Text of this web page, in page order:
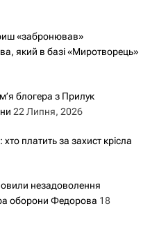
«забронював»
який в базі «Миротворець»
блогера з Прилук
22 Липня, 2026
платить за захист крісла
незадоволення
оборони Федорова 18